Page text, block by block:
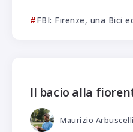
FBI: Firenze, una Bici
Il bacio alla
Maurizio Arbuscelli